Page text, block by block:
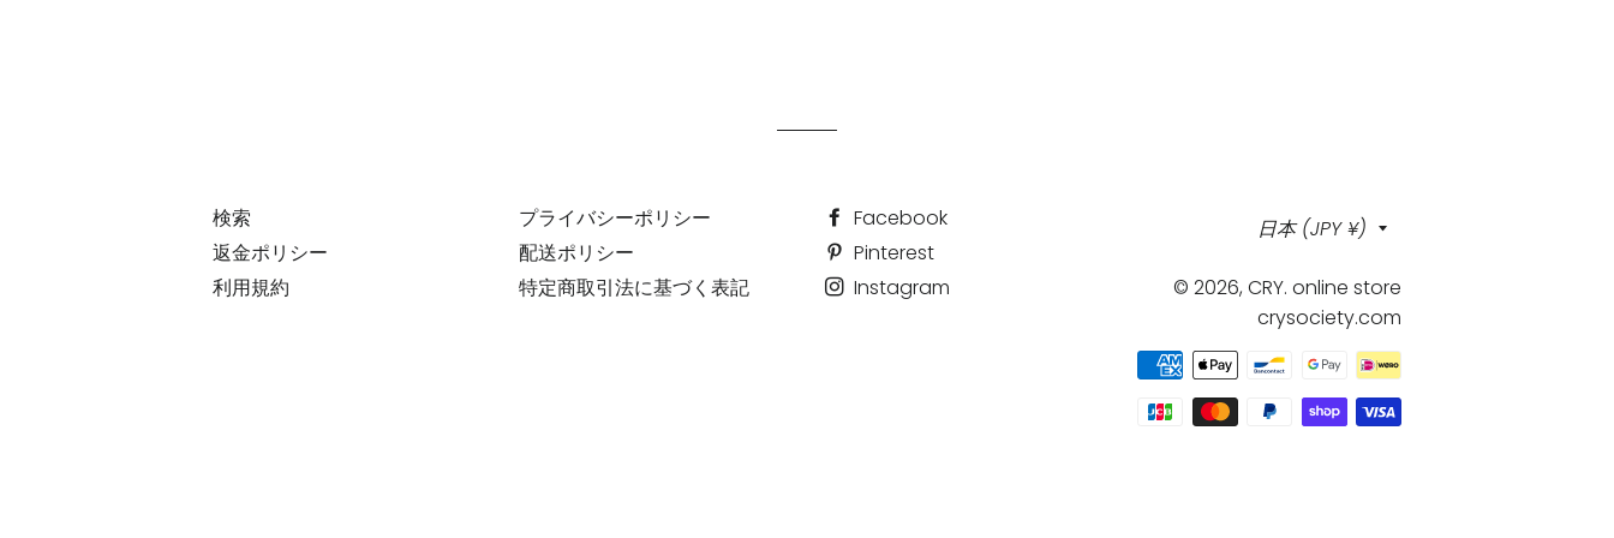
検索
返金ポリシー
利用規約
プライバシーポリシー
配送ポリシー
特定商取引法に基づく表記
Facebook
Pinterest
Instagram
国/
域
日本 (JPY ¥)
© 2026, CRY. online store
crysociety.com